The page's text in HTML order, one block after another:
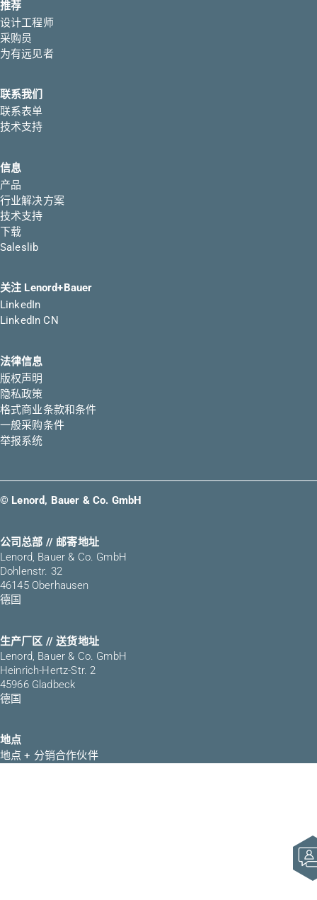
推荐
设计工程师
采购员
为有远见者
联系我们
联系表单
技术支持
信息
产品
行业解决方案
技术支持
下载
Saleslib
关注 Lenord+Bauer
LinkedIn
LinkedIn CN
法律信息
版权声明
隐私政策
格式商业条款和条件
一般采购条件
举报系统
© Lenord, Bauer & Co. GmbH
公司总部 // 邮寄地址
Lenord, Bauer & Co. GmbH
Dohlenstr. 32
46145 Oberhausen
德国
生产厂区 // 送货地址
Lenord, Bauer & Co. GmbH
Heinrich-Hertz-Str. 2
45966 Gladbeck
德国
地点
地点 + 分销合作伙伴